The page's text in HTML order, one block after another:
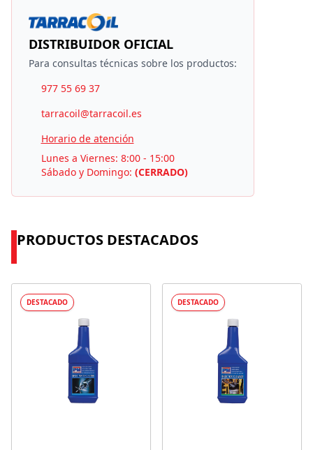
DISTRIBUIDOR OFICIAL
Para consultas técnicas sobre los productos:
977 55 69 37
tarracoil@tarracoil.es
Horario de atención
Lunes a Viernes: 8:00 - 15:00
Sábado y Domingo: (CERRADO)
PRODUCTOS DESTACADOS
DESTACADO DESTACADO